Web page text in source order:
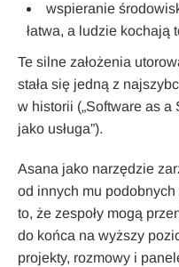
wspieranie
łatwa, a ludzie kochają
Te silne założenia
stała się jedną z
w historii („Software as a
jako usługa”).
Asana jako narzędzie
od innych mu
to, że zespoły mogą
do końca na wyższy
projekty, rozmowy i